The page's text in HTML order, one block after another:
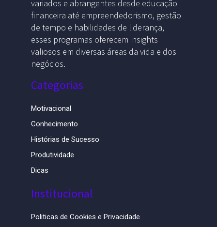
variados e abrangentes desde educação
financeira até empreendedorismo, gestão
de tempo e habilidades de liderança,
esses programas oferecem insights
valiosos em diversas áreas da vida e dos
negócios.
Categorias
Motivacional
Conhecimento
Histórias de Sucesso
Produtividade
Dicas
Institucional
Politicas de Cookies e Privacidade